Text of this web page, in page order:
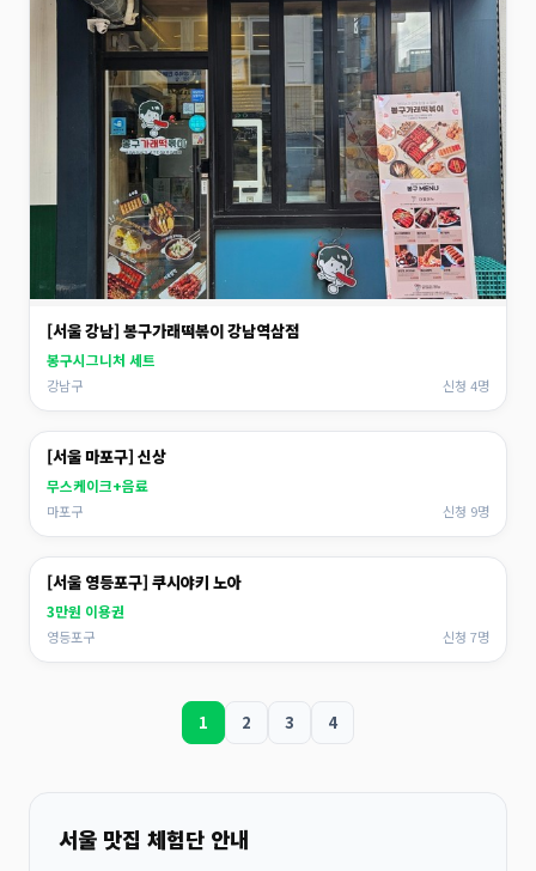
[서울 강남] 봉구가래떡볶이 강남역삼점
봉구시그니처 세트
강남구 신청 4명
[서울 마포구] 신상
무스케이크+음료
마포구 신청 9명
[서울 영등포구] 쿠시야키 노아
3만원 이용권
영등포구 신청 7명
1 2 3 4
서울 맛집 체험단 안내